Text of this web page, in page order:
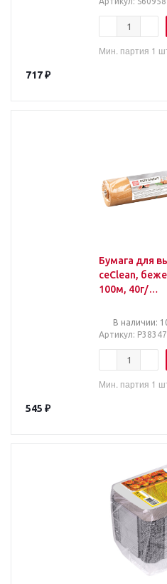
Мин. партия 1
717₽
Бумага для
ceClean,
100м, 40г/
ез
тия
В наличии:
Артикул:
Мин. партия 1
545 ₽